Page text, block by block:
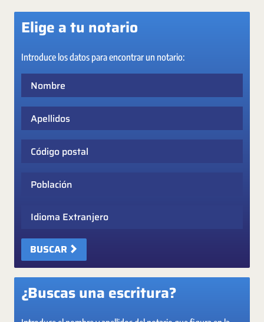
Elige a tu notario
Introduce los datos para encontrar un notario:
Idioma Extranjero
BUSCAR
¿Buscas una escritura?